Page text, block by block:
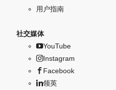
用户指南
社交媒体
YouTube
Instagram
Facebook
领英